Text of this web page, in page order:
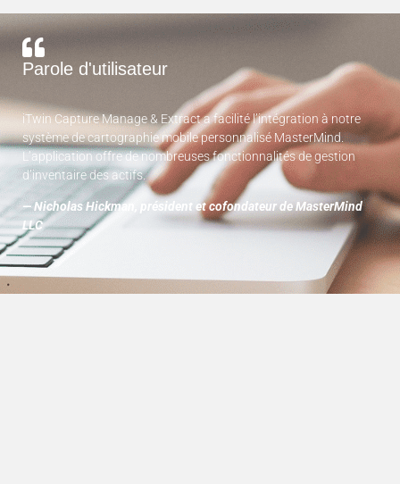
Parole d'utilisateur
iTwin Capture Manage & Extract a facilité l’intégration à notre
système de cartographie mobile personnalisé MasterMind.
L’application offre de nombreuses fonctionnalités de gestion
d’inventaire des actifs.
— Nicholas Hickman, président et cofondateur de MasterMind
LLC